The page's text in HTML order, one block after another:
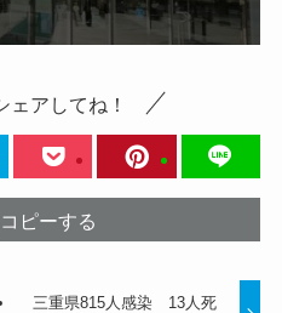
ェアしてね！
ピーする
三重県815人感染 13人死